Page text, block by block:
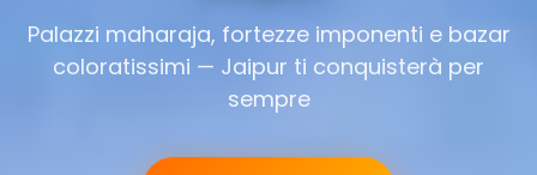
Lagune placide, risaie verdi e spezie
profumate — il Kerala è l'anima segreta
dell'India